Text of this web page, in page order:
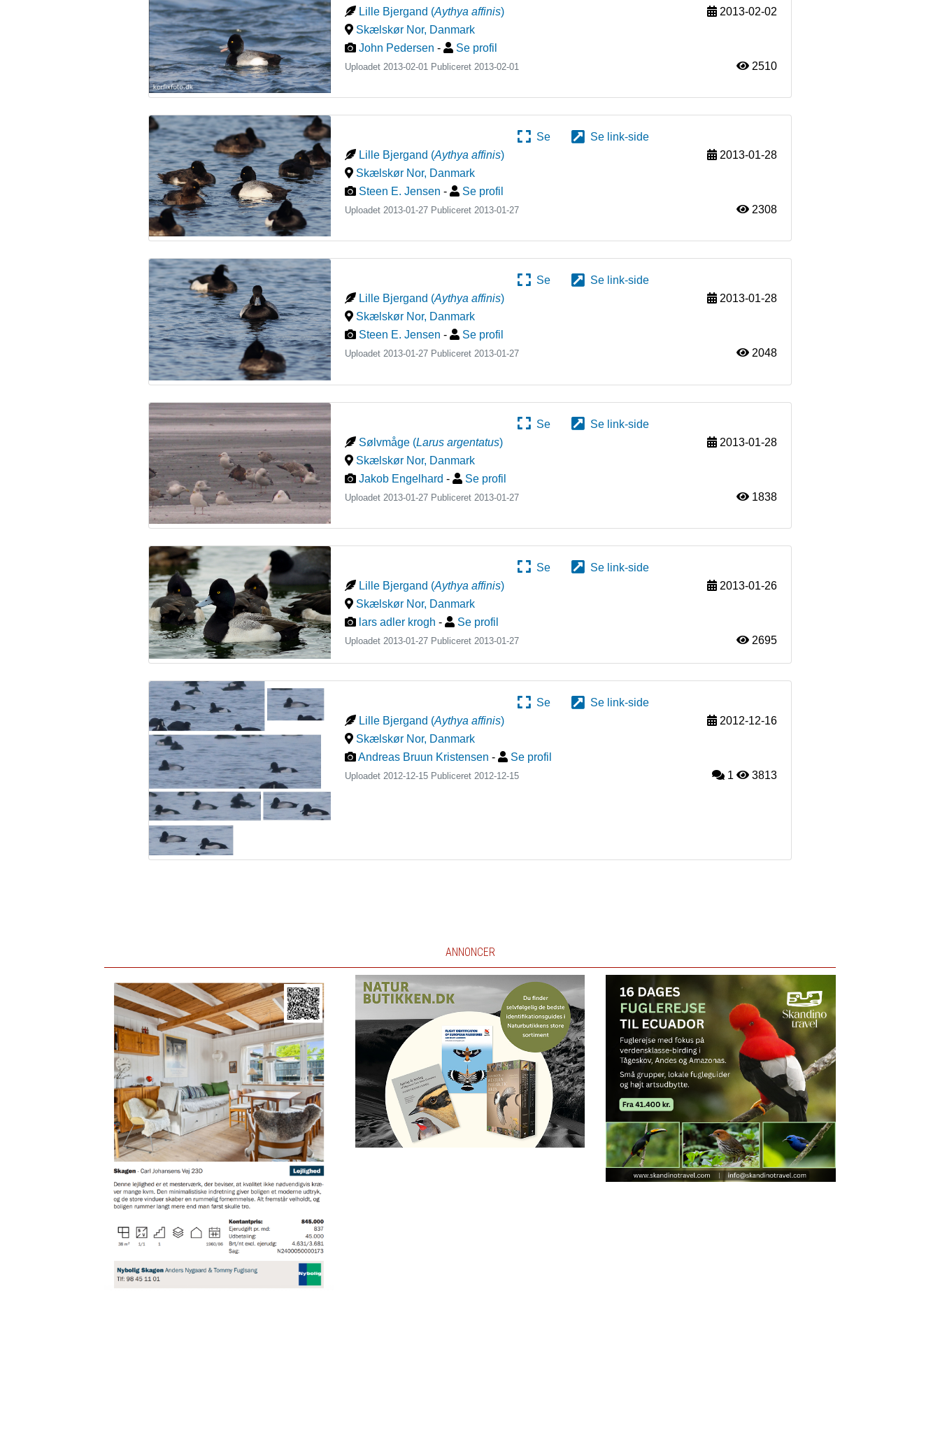
Lille Bjergand (Aythya affinis)
2013-02-02
Skælskør Nor, Danmark
John Pedersen - Se profil
Uploadet 2013-02-01 Publiceret 2013-02-01 2510
Se
Se link-side
Lille Bjergand (Aythya affinis)
2013-01-28
Skælskør Nor, Danmark
Steen E. Jensen - Se profil
Uploadet 2013-01-27 Publiceret2013-01-27 2308
Se
Se link-side
Lille Bjergand (Aythya affinis)
2013-01-28
Skælskør Nor, Danmark
Steen E. Jensen - Se profil
Uploadet 2013-01-27 Publiceret2013-01-27 2048
Se
Se link-side
Sølvmåge (Larus argentatus)
2013-01-28
Skælskør Nor, Danmark
Jakob Engelhard - Se profil
Uploadet 2013-01-27 Publiceret 2013-01-27 1838
Se
Se link-side
Lille Bjergand (Aythya affinis)
2013-01-26
Skælskør Nor, Danmark
lars adler krogh - Se profil
Uploadet 2013-01-27 Publiceret 2013-01-27 2695
Se
Se link-side
Lille Bjergand (Aythya affinis)
2012-12-16
Skælskør Nor, Danmark
Andreas Bruun Kristensen - Se profil
Uploadet 2012-12-15 Publiceret2012-12-15 1 3813
ANNONCER